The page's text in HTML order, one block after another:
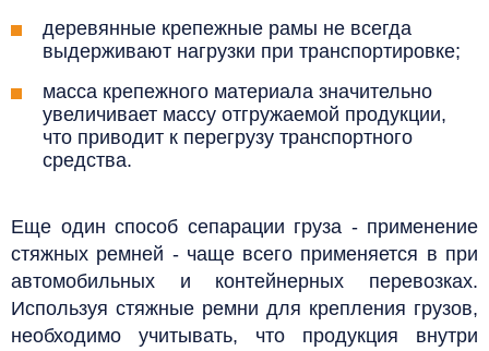
деревянные крепежные рамы не всегда
выдерживают нагрузки при транспортировке;
масса крепежного материала значительно
увеличивает массу отгружаемой продукции,
что приводит к перегрузу транспортного
средства.
Еще один способ сепарации груза - применение
стяжных ремней - чаще всего применяется в при
автомобильных и контейнерных перевозках.
Используя стяжные ремни для крепления грузов,
необходимо учитывать, что продукция внутри